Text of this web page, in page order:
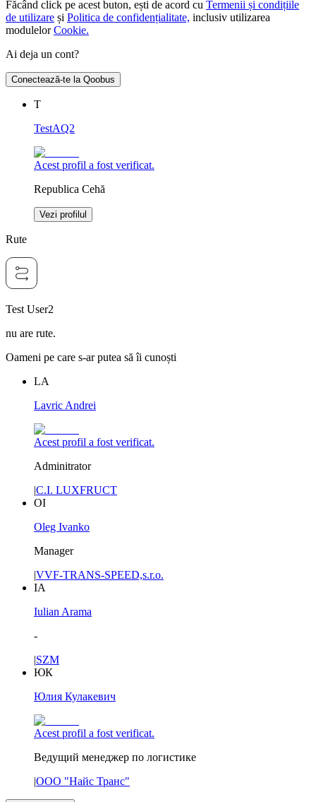
Făcând click pe acest buton, ești de acord cu Termenii și condițiile
de utilizare și Politica de confidențialitate, inclusiv utilizarea
modulelor Cookie.
Ai deja un cont?
Conectează-te la Qoobus
T
TestAQ2
Acest profil a fost verificat.
Republica Cehă
Vezi profilul
Rute
Test User2
nu are rute.
Oameni pe care s-ar putea să îi cunoști
LA
Lavric Andrei
Acest profil a fost verificat.
Adminitrator
|C.I. LUXFRUCT
OI
Oleg Ivanko
Manager
|VVF-TRANS-SPEED,s.r.o.
IA
Iulian Arama
-
|SZM
ЮК
Юлия Кулакевич
Acest profil a fost verificat.
Ведущий менеджер по логистике
|ООО "Найс Транс"